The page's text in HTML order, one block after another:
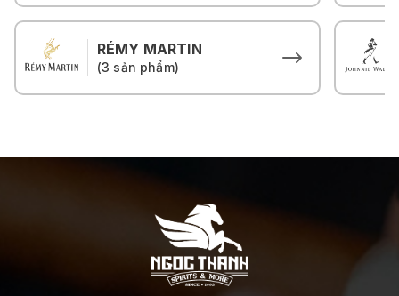
RÉMY MARTIN
(3 sản phẩm)